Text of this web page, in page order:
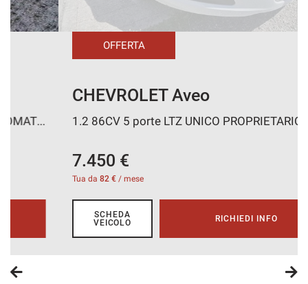
CHEVROLET Aveo
1.2 86CV 5 porte LTZ UNICO PROPRIETARIO
7.450 €
/ mese
RICHIEDI INFO